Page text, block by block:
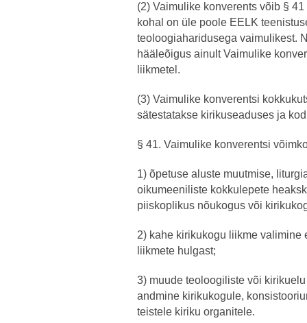
(2) Vaimulike konverents võib §
kohal on üle poole EELK
teoloogiaharidusega vaimulikest.
hääleõigus ainult Vaimulike
liikmetel.
(3) Vaimulike konverentsi
sätestatakse kirikuseaduses ja
§ 41. Vaimulike konverentsi
1) õpetuse aluste muutmise,
oikumeeniliste kokkulepete
piiskoplikus nõukogus või
2) kahe kirikukogu liikme
liikmete hulgast;
3) muude teoloogiliste või
andmine kirikukogule,
teistele kiriku organitele.